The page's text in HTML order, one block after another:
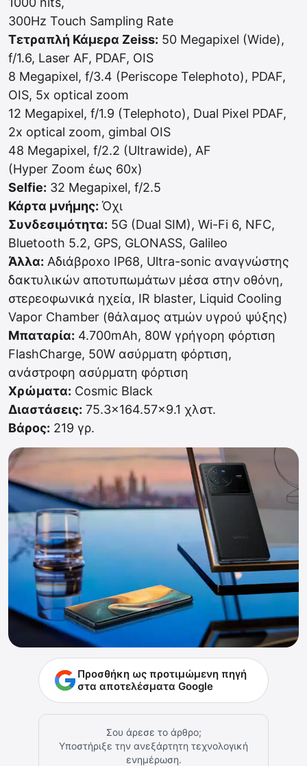
300Hz Touch Sampling Rate
Τετραπλή Κάμερα Zeiss: 50 Megapixel (Wide),
f/1.6, Laser AF, PDAF, OIS
8 Megapixel, f/3.4 (Periscope Telephoto), PDAF,
OIS, 5x optical zoom
12 Megapixel, f/1.9 (Telephoto), Dual Pixel PDAF,
2x optical zoom, gimbal OIS
48 Megapixel, f/2.2 (Ultrawide), AF
(Hyper Zoom έως 60x)
Selfie: 32 Megapixel, f/2.5
Κάρτα μνήμης: Όχι
Συνδεσιμότητα: 5G (Dual SIM), Wi-Fi 6, NFC,
Bluetooth 5.2, GPS, GLONASS, Galileo
Άλλα: Αδιάβρoxo IP68, Ultra-sonic αναγνώστης
δακτυλικών αποτυπωμάτων μέσα στην οθόνη,
στερεοφωνικά ηχεία, IR blaster, Liquid Cooling
Vapor Chamber (θάλαμος ατμών υγρού ψύξης)
Μπαταρία: 4.700mAh, 80W γρήγορη φόρτιση
FlashCharge, 50W ασύρματη φόρτιση,
ανάστροφη ασύρματη φόρτιση
Χρώματα: Cosmic Black
Διαστάσεις: 75.3×164.57×9.1 χλστ.
Βάρος: 219 γρ.
Προσθήκη ως προτιμώμενη πηγή
στα αποτελέσματα Google
Σου άρεσε το άρθρο;
Υποστήριξε την ανεξάρτητη τεχνολογική
ενημέρωση.